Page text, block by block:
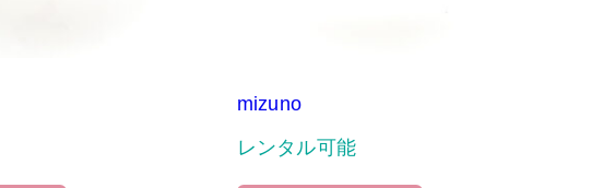
mizuno
レンタル可能